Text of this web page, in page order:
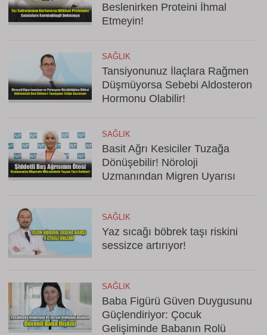
Beslenirken Proteini İhmal
Etmeyin!
SAĞLIK
Tansiyonunuz İlaçlara Rağmen
Düşmüyorsa Sebebi Aldosteron
Hormonu Olabilir!
SAĞLIK
Basit Ağrı Kesiciler Tuzağa
Dönüşebilir! Nöroloji
Uzmanından Migren Uyarısı
SAĞLIK
Yaz sıcağı böbrek taşı riskini
sessizce artırıyor!
SAĞLIK
Baba Figürü Güven Duygusunu
Güçlendiriyor: Çocuk
Gelişiminde Babanın Rolü